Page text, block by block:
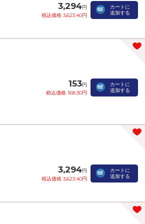
3,294円
税込価格 3,623.40円
カートに
追加する
153円
税込価格 168.30円
カートに
追加する
3,294円
税込価格 3,623.40円
カートに
追加する